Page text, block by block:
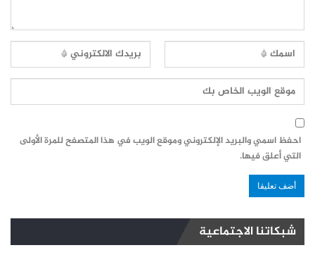
احفظ اسمي والبريد الإلكتروني وموقع الويب في هذا المتصفح للمرة الأولى
التي أعلق فيها.
شبكاتنا الاجتماعية